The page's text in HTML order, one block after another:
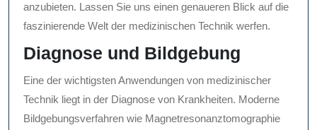
anzubieten. Lassen Sie uns einen genaueren Blick auf die
faszinierende Welt der medizinischen Technik werfen.
Diagnose und Bildgebung
Eine der wichtigsten Anwendungen von medizinischer
Technik liegt in der Diagnose von Krankheiten. Moderne
Bildgebungsverfahren wie Magnetresonanztomographie